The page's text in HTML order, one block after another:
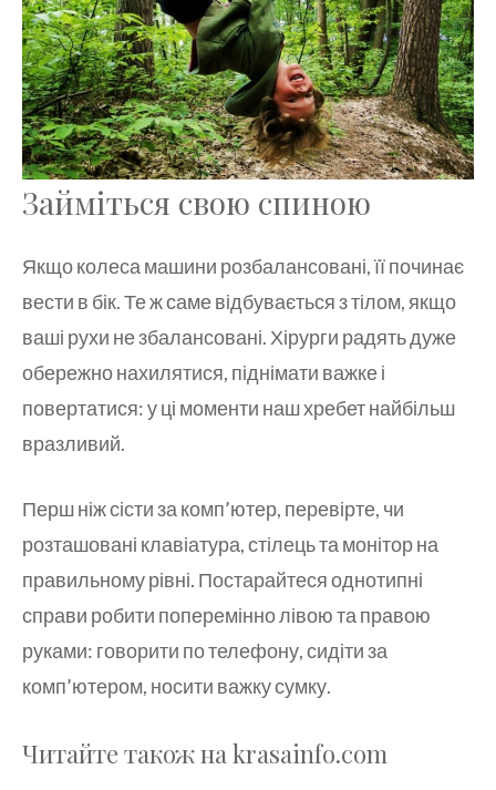
Займіться свою спиною
Якщо колеса машини розбалансовані, її починає
вести в бік. Те ж саме відбувається з тілом, якщо
ваші рухи не збалансовані. Хірурги радять дуже
обережно нахилятися, піднімати важке і
повертатися: у ці моменти наш хребет найбільш
вразливий.
Перш ніж сісти за комп’ютер, перевірте, чи
розташовані клавіатура, стілець та монітор на
правильному рівні. Постарайтеся однотипні
справи робити поперемінно лівою та правою
руками: говорити по телефону, сидіти за
комп’ютером, носити важку сумку.
Читайте також на krasainfo.com